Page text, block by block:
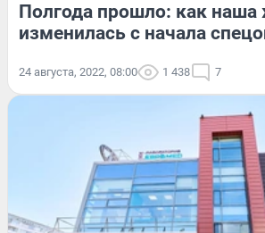
Полгода прошло: как наша
изменилась с начала
24 августа, 2022, 08:00 1 438 7